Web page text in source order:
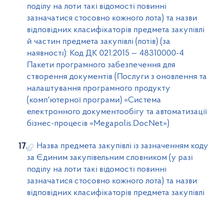
поділу на лоти такі відомості повинні
зазначатися стосовно кожного лота) та назви
відповідних класифікаторів предмета закупівлі
й частин предмета закупівлі (лотів) (за
наявності): Код ДК 021:2015 — 48310000-4
Пакети програмного забезпечення для
створення документів (Послуги з оновлення та
налаштування програмного продукту
(комп'ютерної програми) «Система
електронного документообігу та автоматизації
бізнес-процесів «Меgароlis.DocNet»)
Назва предмета закупівлі із зазначенням коду
за Єдиним закупівельним словником (у разі
поділу на лоти такі відомості повинні
зазначатися стосовно кожного лота) та назви
відповідних класифікаторів предмета закупівлі